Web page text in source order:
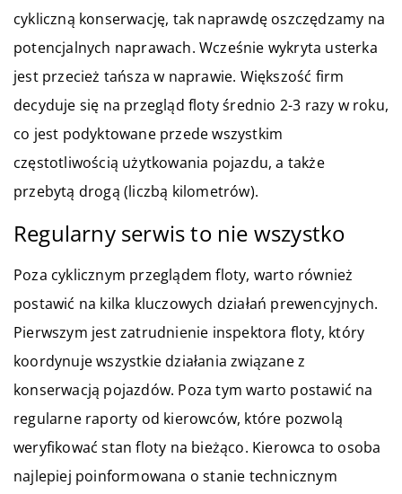
cykliczną konserwację, tak naprawdę oszczędzamy na
potencjalnych naprawach. Wcześnie wykryta usterka
jest przecież tańsza w naprawie. Większość firm
decyduje się na przegląd floty średnio 2-3 razy w roku,
co jest podyktowane przede wszystkim
częstotliwością użytkowania pojazdu, a także
przebytą drogą (liczbą kilometrów).
Regularny serwis to nie wszystko
Poza cyklicznym przeglądem floty, warto również
postawić na kilka kluczowych działań prewencyjnych.
Pierwszym jest zatrudnienie inspektora floty, który
koordynuje wszystkie działania związane z
konserwacją pojazdów. Poza tym warto postawić na
regularne raporty od kierowców, które pozwolą
weryfikować stan floty na bieżąco. Kierowca to osoba
najlepiej poinformowana o stanie technicznym